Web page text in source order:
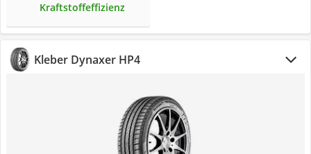
Kraftstoffeffizienz
Kleber Dynaxer HP4